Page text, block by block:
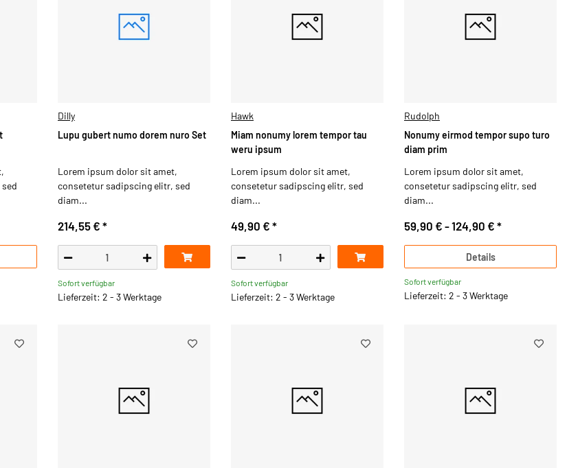
Dilly
Lupu gubert numo dorem nuro Set
Lorem ipsum dolor sit amet,
consetetur sadipscing elitr, sed
diam...
214,55 € *
Sofort verfügbar
Lieferzeit: 2 - 3 Werktage
Hawk
Miam nonumy lorem tempor tau
weru ipsum
Lorem ipsum dolor sit amet,
consetetur sadipscing elitr, sed
diam...
49,90 € *
Sofort verfügbar
Lieferzeit: 2 - 3 Werktage
Rudolph
Nonumy eirmod tempor supo turo
diam prim
Lorem ipsum dolor sit amet,
consetetur sadipscing elitr, sed
diam...
59,90 € -124,90 € *
Details
Sofort verfügbar
Lieferzeit: 2 - 3 Werktage